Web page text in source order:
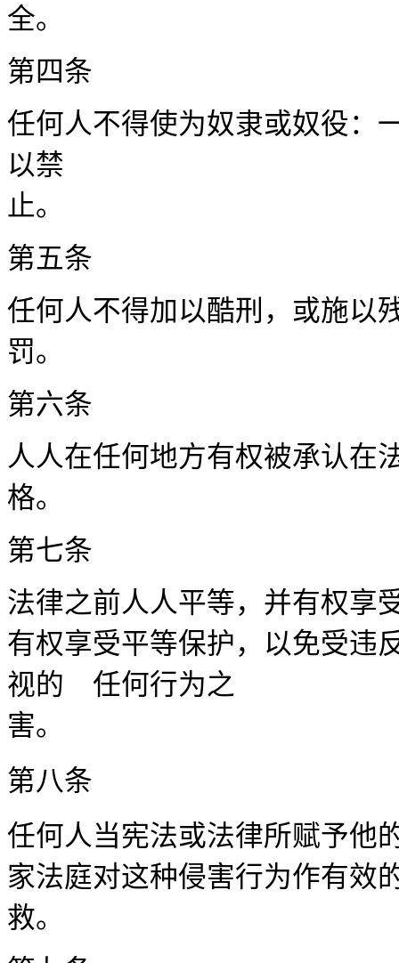
全
第四条
任何人不得使为奴隶或奴役：
以禁
第五
任何人不得加以酷刑，或施以
罚。
第六
人人在任何地方有权被承认在
格
第七
法律之前人人平等，并有权享
有权享受平等保护，以免受违
视的 任何行为之
第八
任何人当宪法或法律所赋予他
家法庭对这种侵害行为作有效
救